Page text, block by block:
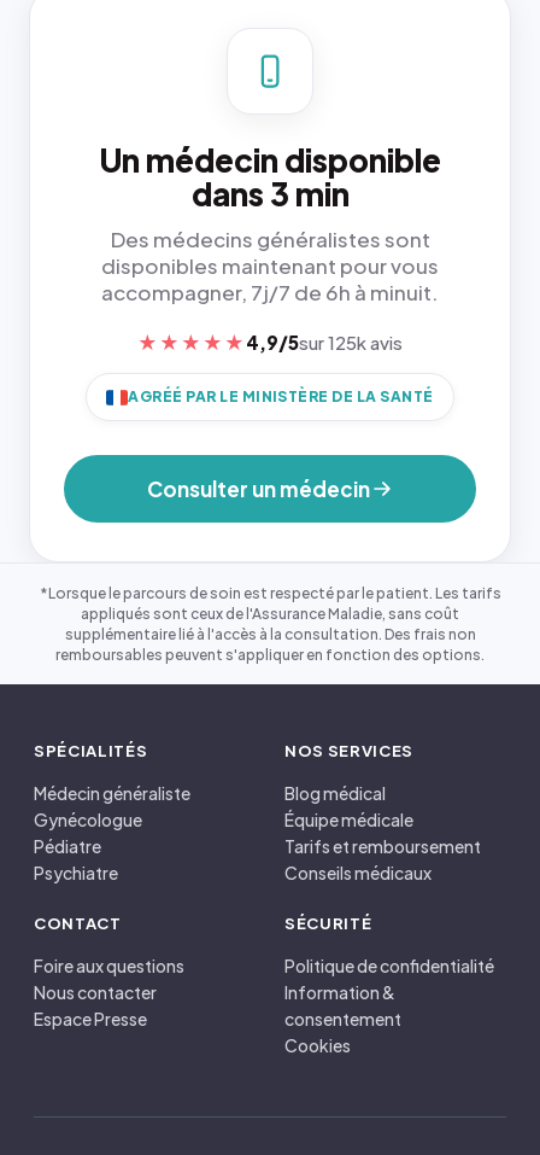
Un médecin disponible
dans 3 min
Des médecins généralistes sont
disponibles maintenant pour vous
accompagner, 7j/7 de 6h à minuit.
★★★★★ 4,9/5sur 125k avis
AGRÉÉ PAR LE MINISTÈRE DE LA SANTÉ
Consulter un médecin
*Lorsque le parcours de soin est respecté par le patient. Les tarifs
appliqués sont ceux de l'Assurance Maladie, sans coût
supplémentaire lié à l'accès à la consultation. Des frais non
remboursables peuvent s'appliquer en fonction des options.
SPÉCIALITÉS
Médecin généraliste
Gynécologue
Pédiatre
Psychiatre
NOS SERVICES
Blog médical
Équipe médicale
Tarifs et remboursement
Conseils médicaux
CONTACT
Foire aux questions
Nous contacter
Espace Presse
SÉCURITÉ
Politique de confidentialité
Information &
consentement
Cookies